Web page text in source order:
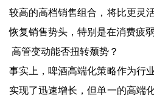
较高的高档销售组合，将比更灵
恢复销售势头，特别是在消费疲
高管变动能否扭转颓势？
事实上，啤酒高端化策略作为行
实现了迅速增长，但单一的高端